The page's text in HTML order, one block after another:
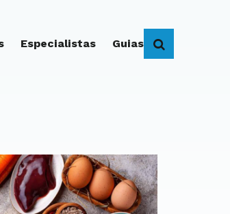
Especialistas Guias BUSCAR